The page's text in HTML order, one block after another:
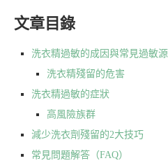
文章目錄
洗衣精過敏的成因與常見過敏源
洗衣精殘留的危害
洗衣精過敏的症狀
高風險族群
減少洗衣劑殘留的2大技巧
常見問題解答（FAQ）